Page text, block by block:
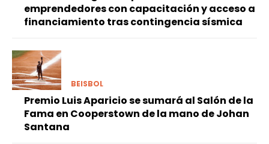
emprendedores con capacitación y acceso a
financiamiento tras contingencia sísmica
BEISBOL
Premio Luis Aparicio se sumará al Salón de la
Fama en Cooperstown de la mano de Johan
Santana